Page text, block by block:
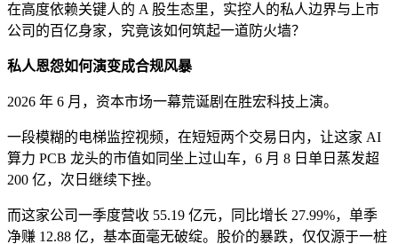
在高度依赖关键人的 A 股生态里，实控人的私人边界与上市
公司的百亿身家，究竟该如何筑起一道防火墙？
私人恩怨如何演变成合规风暴
2026 年 6 月，资本市场一幕荒诞剧在胜宏科技上演。
一段模糊的电梯监控视频，在短短两个交易日内，让这家 AI
算力 PCB 龙头的市值如同坐上过山车，6 月 8 日单日蒸发超
200 亿，次日继续下挫。
而这家公司一季度营收 55.19 亿元，同比增长 27.99%，单季
净赚 12.88 亿，基本面毫无破绽。股价的暴跌，仅仅源于一桩